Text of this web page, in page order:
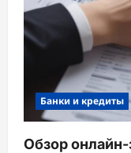
Банки и кредиты
Обзор